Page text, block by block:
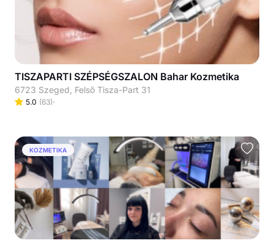
TISZAPARTI SZÉPSÉGSZALON Bahar Kozmetika
6723 Szeged, Felső Tisza-Part 31
5.0 (63)
KOZMETIKA